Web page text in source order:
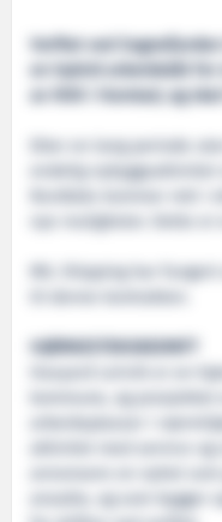
Verftet ved
en hybrid arbeidsbåt
av NSK i Harstad, og
Etter en lang periode
endelig
nye muligheter. Dette
MIL Shipping har
HJØRNESTENSBEDRIFT
Havyard Leirvik er en
kommune, og
arbeidsplasser i
aktivitet med service og
ansatte, og som